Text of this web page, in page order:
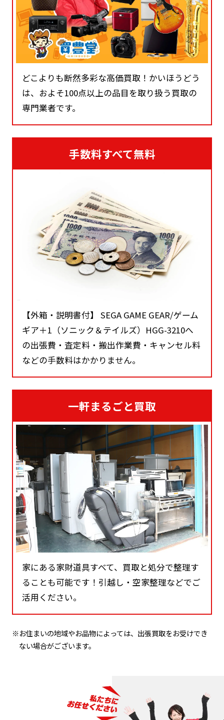
どこよりも断然多彩な高価買取！かいほうどう
は、およそ100点以上の品目を取り扱う買取の
専門業者です。
手数料すべて無料
【外箱・説明書付】 SEGA GAME GEAR/ゲーム
ギア＋1（ソニック＆テイルズ）HGG-3210へ
の出張費・査定料・搬出作業費・キャンセル料
などの手数料はかかりません。
一軒まるごと買取
家にある家財道具すべて、買取と処分で整理す
ることも可能です！引越し・空家整理などでご
活用ください。
※お住まいの地域やお品物によっては、出張買取をお受けでき
ない場合がございます。